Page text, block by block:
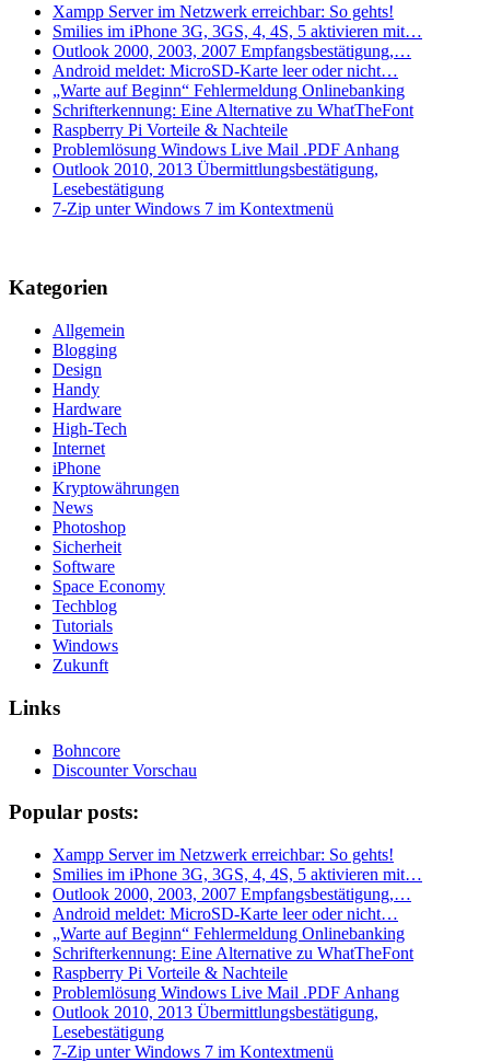
Xampp Server im Netzwerk erreichbar: So gehts!
Smilies im iPhone 3G, 3GS, 4, 4S, 5 aktivieren mit…
Outlook 2000, 2003, 2007 Empfangsbestätigung,…
Android meldet: MicroSD-Karte leer oder nicht…
„Warte auf Beginn“ Fehlermeldung Onlinebanking
Schrifterkennung: Eine Alternative zu WhatTheFont
Raspberry Pi Vorteile & Nachteile
Problemlösung Windows Live Mail .PDF Anhang
Outlook 2010, 2013 Übermittlungsbestätigung,
Lesebestätigung
7-Zip unter Windows 7 im Kontextmenü
Kategorien
Allgemein
Blogging
Design
Handy
Hardware
High-Tech
Internet
iPhone
Kryptowährungen
News
Photoshop
Sicherheit
Software
Space Economy
Techblog
Tutorials
Windows
Zukunft
Links
Bohncore
Discounter Vorschau
Popular posts:
Xampp Server im Netzwerk erreichbar: So gehts!
Smilies im iPhone 3G, 3GS, 4, 4S, 5 aktivieren mit…
Outlook 2000, 2003, 2007 Empfangsbestätigung,…
Android meldet: MicroSD-Karte leer oder nicht…
„Warte auf Beginn“ Fehlermeldung Onlinebanking
Schrifterkennung: Eine Alternative zu WhatTheFont
Raspberry Pi Vorteile & Nachteile
Problemlösung Windows Live Mail .PDF Anhang
Outlook 2010, 2013 Übermittlungsbestätigung,
Lesebestätigung
7-Zip unter Windows 7 im Kontextmenü